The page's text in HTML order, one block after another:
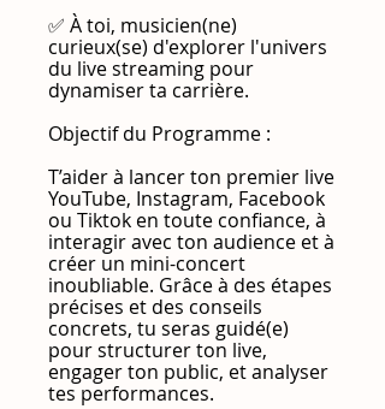
✅ À toi, musicien(ne)
curieux(se) d'explorer l'univers
du live streaming pour
dynamiser ta carrière.
Objectif du Programme :
T’aider à lancer ton premier live
YouTube, Instagram, Facebook
ou Tiktok en toute confiance, à
interagir avec ton audience et à
créer un mini-concert
inoubliable. Grâce à des étapes
précises et des conseils
concrets, tu seras guidé(e)
pour structurer ton live,
engager ton public, et analyser
tes performances.